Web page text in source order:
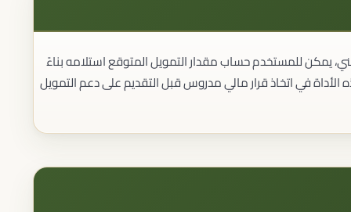
يمكن للمستخدم حساب مقدار التمويل المتوقع استلامه بناءً
في اتخاذ قرار مالي مدروس قبل التقديم على دعم التمويل